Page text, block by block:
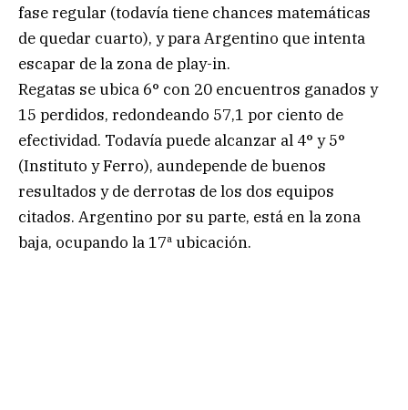
fase regular (todavía tiene chances matemáticas
de quedar cuarto), y para Argentino que intenta
escapar de la zona de play-in.
Regatas se ubica 6° con 20 encuentros ganados y
15 perdidos, redondeando 57,1 por ciento de
efectividad. Todavía puede alcanzar al 4° y 5°
(Instituto y Ferro), aundepende de buenos
resultados y de derrotas de los dos equipos
citados. Argentino por su parte, está en la zona
baja, ocupando la 17ª ubicación.